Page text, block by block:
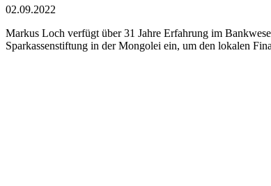
02.09.2022
Markus Loch verfügt über 31 Jahre Erfahrung im
Sparkassenstiftung in der Mongolei ein, um den lokalen